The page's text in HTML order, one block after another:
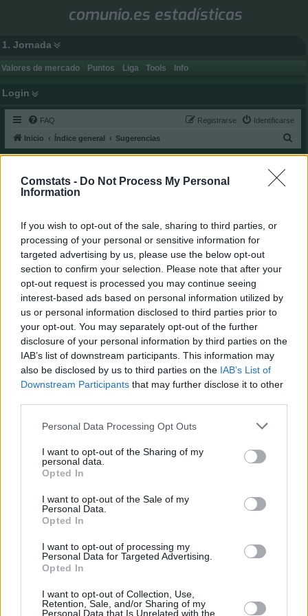
Comstats - Do Not Process My Personal
Information
If you wish to opt-out of the sale, sharing to third parties, or
processing of your personal or sensitive information for
targeted advertising by us, please use the below opt-out
section to confirm your selection. Please note that after your
opt-out request is processed you may continue seeing
interest-based ads based on personal information utilized by
us or personal information disclosed to third parties prior to
your opt-out. You may separately opt-out of the further
disclosure of your personal information by third parties on the
IAB’s list of downstream participants. This information may
also be disclosed by us to third parties on the IAB’s List of
Downstream Participants that may further disclose it to other
Personal Data Processing Opt Outs
I want to opt-out of the Sharing of my
personal data.
Opted In
I want to opt-out of the Sale of my
Personal Data.
Opted In
I want to opt-out of processing my
Personal Data for Targeted Advertising.
Opted In
I want to opt-out of Collection, Use,
Retention, Sale, and/or Sharing of my
Personal Data that Is Unrelated with the
comunio.es estadísticas
1. Jornada
Valores de mercado Puntos Liga Tools Info
Login
FAQ Identificarse
Registrarse
Inicio Índice general Sugerencias
u
Moderador: gsus77
gsus77
NUEVAS OPCIONES DE JUEGO - PROPUESTAS
M
e
s
a
j
e
11 Abr 2026, 13:52
En Comunio siempre hemos estamos abiertos a las sugerencias de
los usuarios y por ello abrimos este post para que podáis proponer
todas aquellas que tengáis en mente sobre el juego.
Tal vez alguien tenga muy buenas ideas para el juego que podamos
estudiar e implantar, como ya hicimos con el mánager de Copa, las
ofertas directas o los intercambios de jugadores en el modo Pro
Por favor, tenga en cuenta lo siguiente antes de realizar una
- Cada sugerencia debe venir acompañada de una breve explicación
sobre en qué consiste.
- Este post es para proponer funciones de juego, no para discutir sobre
puntos, valores de mercado u otras cuestiones. Para las sugerencias
de puntos hay un post fijo abierto en este mismo subforo.
- ¡Todas las publicaciones que no tengan los requisitos anteriormente
señalados se borrarán de acuerdo con las reglas del foro.
próximamente al juego!!